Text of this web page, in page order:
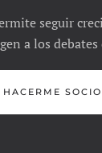
seguir
a los
SOCIO